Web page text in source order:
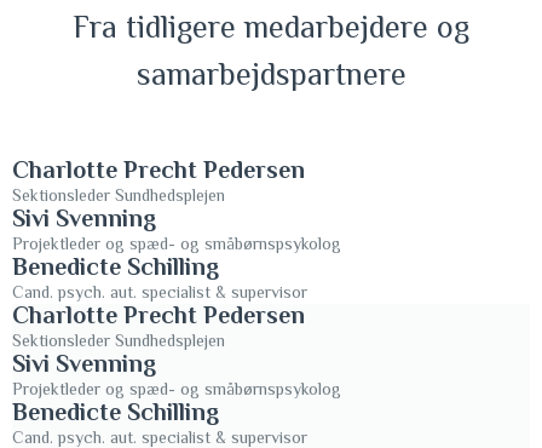
Fra tidligere medarbejdere og
samarbejdspartnere
Charlotte Precht Pedersen
Sektionsleder Sundhedsplejen
Sivi Svenning
Projektleder og spæd- og småbørnspsykolog
Benedicte Schilling
Cand. psych. aut. specialist & supervisor
Charlotte Precht Pedersen
Sektionsleder Sundhedsplejen
Sivi Svenning
Projektleder og spæd- og småbørnspsykolog
Benedicte Schilling
Cand. psych. aut. specialist & supervisor